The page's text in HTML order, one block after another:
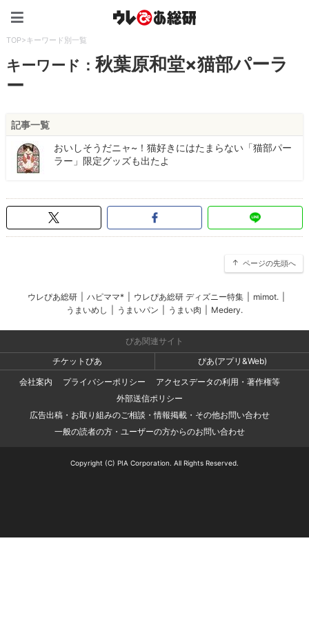
TOP>キーワード別一覧
キーワード：秋葉原和堂×猫部パーラ
ー
記事一覧
おいしそうだニャ~！猫好きにはたまらない「猫部パー
ラー」限定グッズも出たよ
ページの先頭へ
ウレぴあ総研 ハピママ* ウレぴあ総研 ディズニー特集 mimot.
うまいめし
うまいパン うまい肉 Medery.
ぴあ関連サイト
チケットぴあ
ぴあ(アプリ&Web)
会社案内
プライバシーポリシー
アクセスデータの利用・著作権等
外部送信ポリシー
広告出稿・お取り組みのご相談・情報掲載・その他お問い合わせ
一般の読者の方・ユーザーの方からのお問い合わせ
Copyright (C) PIA Corporation. All Rights Reserved.